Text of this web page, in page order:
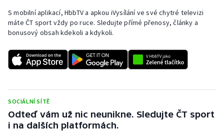
Rychlostní kanoistika
Short track
Sportovní střelba
Stolní tenis
Triatlon
S mobilní aplikací, HbbTV a apkou iVysílání ve své chytré televizi
máte ČT sport vždy po ruce. Sledujte přímé přenosy, články a
bonusový obsah kdekoli a kdykoli.
SOCIÁLNÍ SÍTĚ
Odteď vám už nic neunikne. Sledujte ČT sport
i na dalších platformách.